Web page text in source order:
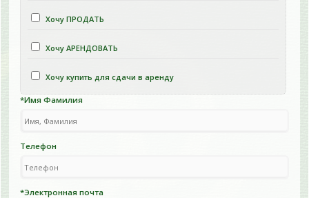
Хочу ПРОДАТЬ
Хочу АРЕНДОВАТЬ
Хочу купить для сдачи в аренду
*Имя Фамилия
Телефон
*Электронная почта